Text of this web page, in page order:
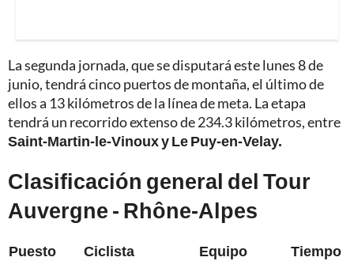
La segunda jornada, que se disputará este lunes 8 de
junio, tendrá cinco puertos de montaña, el último de
ellos a 13 kilómetros de la línea de meta. La etapa
tendrá un recorrido extenso de 234.3 kilómetros, entre
Saint-Martin-le-Vinoux y Le Puy-en-Velay.
Clasificación general del Tour
Auvergne - Rhône-Alpes
Puesto Ciclista Equipo Tiempo